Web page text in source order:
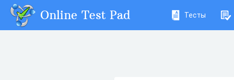
Online Test Pad Тесты